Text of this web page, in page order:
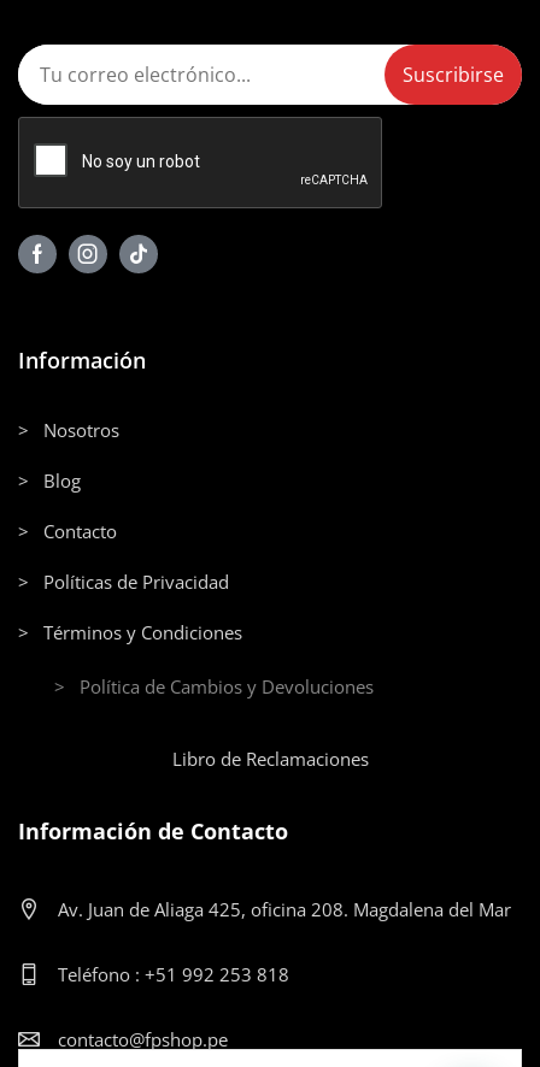
Información
> Nosotros
> Blog
> Contacto
> Políticas de Privacidad
> Términos y Condiciones
> Política de Cambios y Devoluciones
Libro de Reclamaciones
Información de Contacto
Av. Juan de Aliaga 425, oficina 208. Magdalena del Mar
Teléfono : +51 992 253 818
contacto@fpshop.pe